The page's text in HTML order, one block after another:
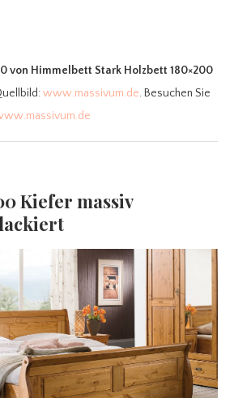
von Himmelbett Stark Holzbett 180×200
www.massivum.de. Besuchen Sie
Kiefer massiv